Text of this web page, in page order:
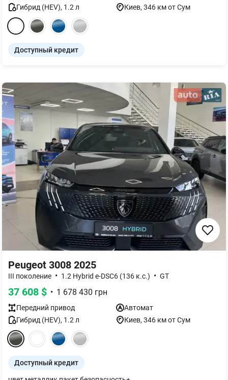
Гибрид (HEV), 1.2л Киев, 346 км от Сум
Доступный кредит
Peugeot 3008 2025
III поколение • 1.2 Hybrid e-DSC6 (136 к.с.) • GT
37 608 $ • 1 678 430 грн
Передний привод
Автомат
Гибрид (HEV), 1.2л Киев, 346 км от Сум
Доступный кредит